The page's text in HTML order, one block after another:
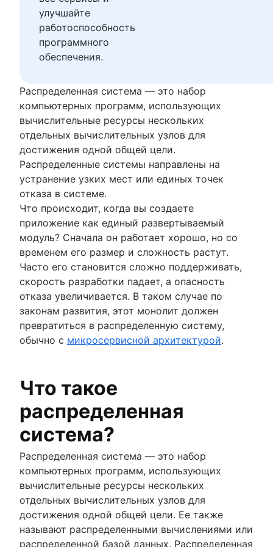
Платформа как сервис (PaaS)
Контейнеры как услуга (CaaS)
Выход в облако
Преимущества микросервисной
Безопасность микросервисов
Шаблоны проектирования микросервисов
улучшайте
работоспособность
программного
обеспечения.
Распределенная система — это набор
компьютерных программ, использующих
вычислительные ресурсы нескольких
отдельных вычислительных узлов для
достижения одной общей цели.
Распределенные системы направлены на
устранение узких мест или единых точек
отказа в системе.
Что происходит, когда вы создаете
приложение как единый развертываемый
модуль? Сначала он работает хорошо, но со
временем его размер и сложность растут.
Часто его становится сложно поддерживать,
скорость разработки падает, а опасность
отказа увеличивается. В таком случае по
законам развития, этот монолит должен
превратиться в распределенную систему,
обычно с микросервисной архитектурой.
Что такое
распределенная
система?
Распределенная система — это набор
компьютерных программ, использующих
вычислительные ресурсы нескольких
отдельных вычислительных узлов для
достижения одной общей цели. Ее также
называют распределенными вычислениями или
распределенной базой данных. Распределенная